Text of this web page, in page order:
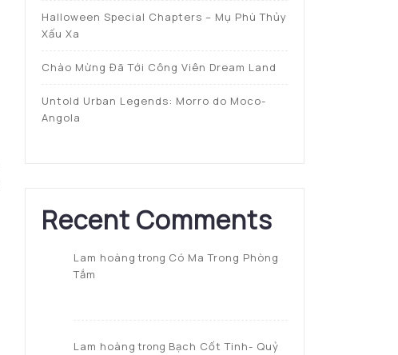
Halloween Special Chapters – Mụ Phù Thủy
Xấu Xa
Chào Mừng Đã Tới Công Viên Dream Land
Untold Urban Legends: Morro do Moco-
Angola
Recent Comments
Lam hoàng trong Có Ma Trong Phòng
Tắm
Lam hoàng trong Bạch Cốt Tinh- Quỷ